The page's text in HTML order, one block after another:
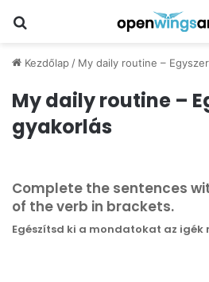
Kezdőlap / My daily routine –
My daily routine –
gyakorlás
Complete the sentences
of the verb in brackets.
Egészítsd ki a mondatokat az